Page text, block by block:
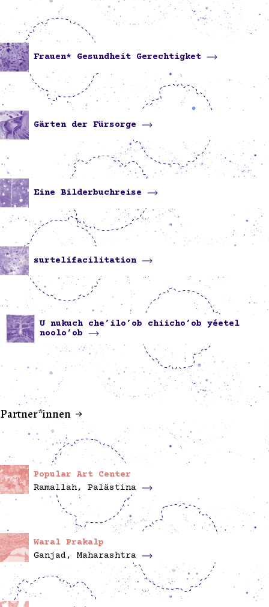
Frauen* Gesundheit Gerechtigket
Gärten der Fürsorge
Eine Bilderbuchreise
surtelifacilitation
U nukuch che’ilo’ob chiicho’ob yéetel
noolo’ob
Partner*innen
Popular Art Center
Ramallah, Palästina
Waral Prakalp
Ganjad, Maharashtra